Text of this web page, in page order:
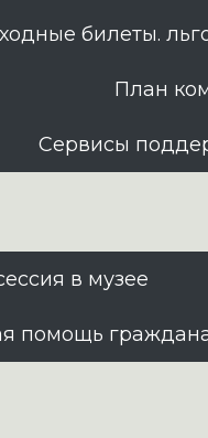
билеты.
План
Сервисы
в музее
помощь